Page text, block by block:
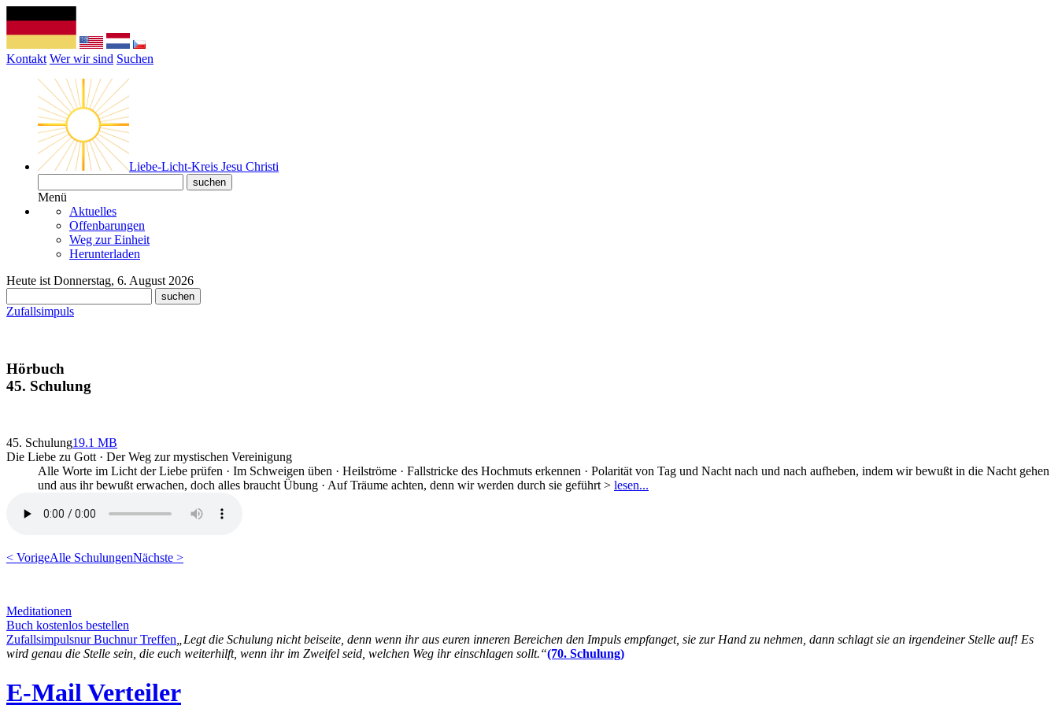
Kontakt Wer wir sind Suchen
Liebe-Licht-Kreis Jesu Christi
Menü
Aktuelles
Offenbarungen
Weg zur Einheit
Herunterladen
Heute ist Donnerstag, 6. August 2026
Zufallsimpuls
Hörbuch
45. Schulung
45. Schulung19.1 MB
Die Liebe zu Gott · Der Weg zur mystischen Vereinigung
Alle Worte im Licht der Liebe prüfen · Im Schweigen üben · Heilströme · Fallstricke des Hochmuts erkennen · Polarität von Tag und Nacht nach und nach aufheben, indem wir bewußt in die Nacht gehen
und aus ihr bewußt erwachen, doch alles braucht Übung · Auf Träume achten, denn wir werden durch sie geführt > lesen...
< VorigeAlle SchulungenNächste >
Meditationen
Buch kostenlos bestellen
Zufallsimpulsnur Buchnur Treffen„Legt die Schulung nicht beiseite, denn wenn ihr aus euren inneren Bereichen den Impuls empfanget, sie zur Hand zu nehmen, dann schlagt sie an irgendeiner Stelle auf! Es
wird genau die Stelle sein, die euch weiterhilft, wenn ihr im Zweifel seid, welchen Weg ihr einschlagen sollt.“(70. Schulung)
E-Mail Verteiler